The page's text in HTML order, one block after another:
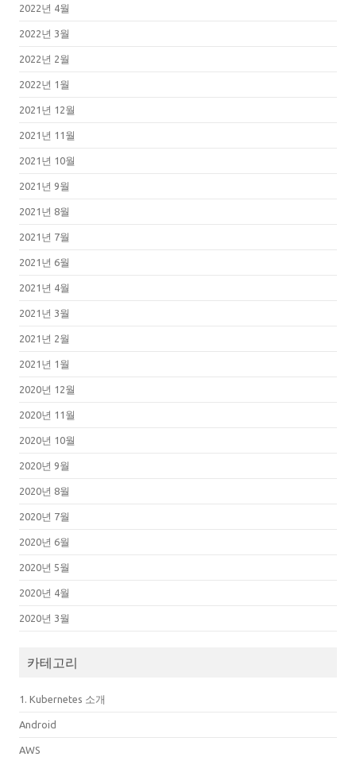
2022년 4월
2022년 3월
2022년 2월
2022년 1월
2021년 12월
2021년 11월
2021년 10월
2021년 9월
2021년 8월
2021년 7월
2021년 6월
2021년 4월
2021년 3월
2021년 2월
2021년 1월
2020년 12월
2020년 11월
2020년 10월
2020년 9월
2020년 8월
2020년 7월
2020년 6월
2020년 5월
2020년 4월
2020년 3월
카테고리
1. Kubernetes 소개
Android
AWS